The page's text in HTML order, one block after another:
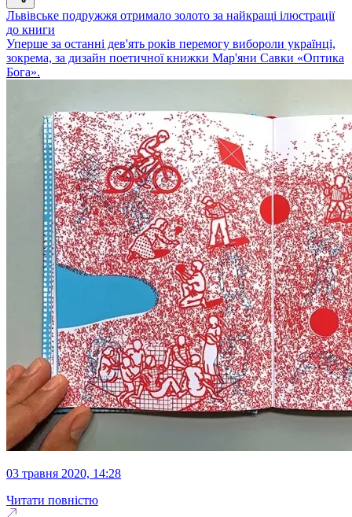
Львівське подружжя отримало золото за найкращі ілюстрації
до книги
Уперше за останні дев'ять років перемогу вибороли українці,
зокрема, за дизайн поетичної книжки Мар'яни Савки «Оптика
Бога».
03 травня 2020, 14:28
Читати повністю